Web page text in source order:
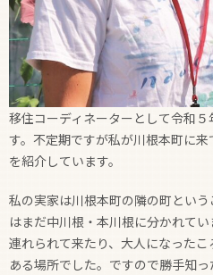
移住コーディネーターとして令和
す。不定期ですが私が川根本町に
を紹介しています。
私の実家は川根本町の隣の町とい
はまだ中川根・本川根に分かれて
連れられて来たり、大人になった
ある場所でした。ですので勝手知